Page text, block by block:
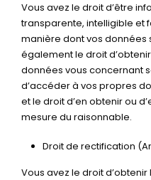
Vous avez le droit d’être
transparente, intelligible et
manière dont vos données
également le droit
données vous concernant
d’accéder à vos propres
et le droit d’en obtenir ou
mesure du raisonnable.
Droit de rectification
Vous avez le droit